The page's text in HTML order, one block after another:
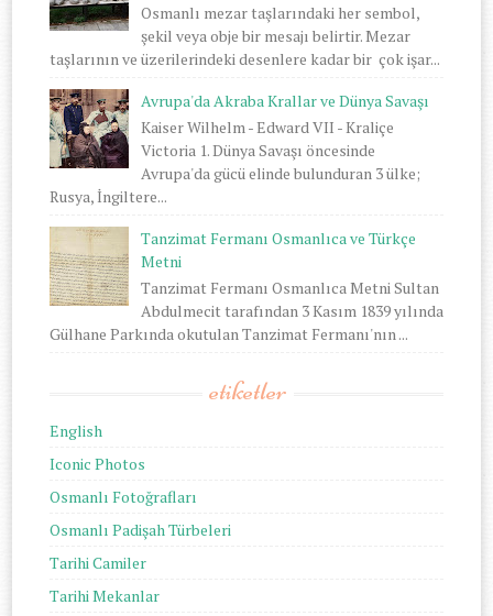
Osmanlı mezar taşlarındaki her sembol,
şekil veya obje bir mesajı belirtir. Mezar
taşlarının ve üzerilerindeki desenlere kadar bir çok işar...
Avrupa'da Akraba Krallar ve Dünya Savaşı
Kaiser Wilhelm - Edward VII - Kraliçe
Victoria 1. Dünya Savaşı öncesinde
Avrupa'da gücü elinde bulunduran 3 ülke;
Rusya, İngiltere...
Tanzimat Fermanı Osmanlıca ve Türkçe
Metni
Tanzimat Fermanı Osmanlıca Metni Sultan
Abdulmecit tarafından 3 Kasım 1839 yılında
Gülhane Parkında okutulan Tanzimat Fermanı'nın ...
etiketler
English
Iconic Photos
Osmanlı Fotoğrafları
Osmanlı Padişah Türbeleri
Tarihi Camiler
Tarihi Mekanlar